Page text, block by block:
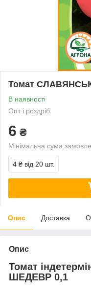
Томат
В наявності
Опт і роздріб
6 ₴
Мінімальна сума
4 ₴ від 20 шт.
Опис Доставка
Опис
Томат
ШЕДЕВР 0,1